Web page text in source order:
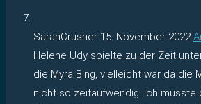
SarahCrusher 15. November 2022
Helene Udy spielte zu der Zeit
die Myra Bing, vielleicht war da die
nicht so zeitaufwendig. Ich musste